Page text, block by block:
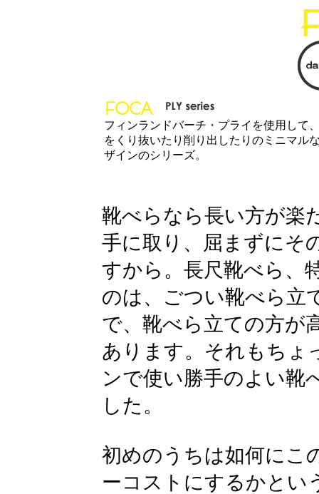
フィンランドバーチ・プライを使用して
をくり抜いたり削り出したりのミニマル
ザインのシリーズ。
靴べらなら長い方が楽
手に取り、屈まずにそ
すから。長尺靴べら、
のは、ごつい靴べら立
で、靴べら立ての方が
あります。それもちょ
ンで使い勝手のよい靴
した。
初めのうちは如何にこ
ーコストにするかとい